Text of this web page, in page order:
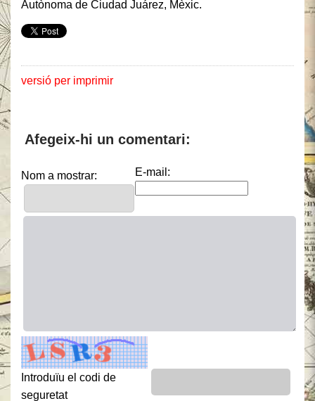
Autònoma de Ciudad Juárez, Mèxic.
versió per imprimir
Afegeix-hi un comentari:
Nom a mostrar: E-mail:
Introduïu el codi de
seguretat